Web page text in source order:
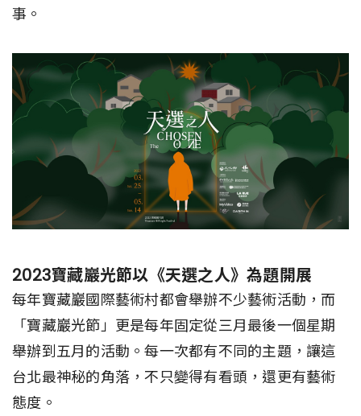
事。
2023寶藏巖光節以《天選之人》為題開展
每年寶藏巖國際藝術村都會舉辦不少藝術活動，而
「寶藏巖光節」更是每年固定從三月最後一個星期
舉辦到五月的活動。每一次都有不同的主題，讓這
台北最神秘的角落，不只變得有看頭，還更有藝術
態度。